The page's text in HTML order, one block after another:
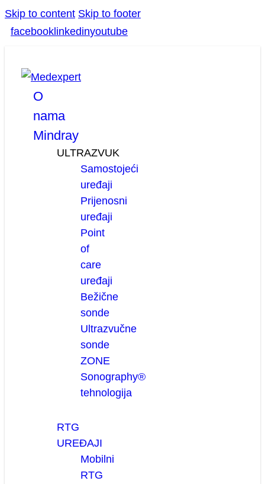
Skip to content Skip to footer
facebook linkedinyoutube
O
nama
Mindray
ULTRAZVUK
Samostojeći
uređaji
Prijenosni
uređaji
Point
of
care
uređaji
Bežične
sonde
Ultrazvučne
sonde
ZONE
Sonography®
tehnologija
RTG
UREĐAJI
Mobilni
RTG